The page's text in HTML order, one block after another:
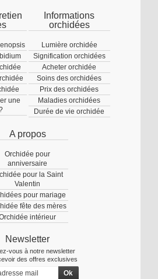
une
Informations
orchidées
Lumière orchidée
Signification orchidées
Acheter orchidée
Soins des orchidées
Prix des orchidées
Maladies orchidées
Durée de vie orchidée
A propos
Orchidée pour
anniversaire
pour la Saint
Valentin
pour mariage
fête des mères
intérieur
Newsletter
vous à notre newsletter
des offres exclusives